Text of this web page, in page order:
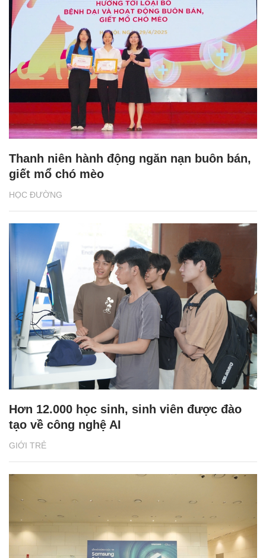
HỌC ĐƯỜNG
Thanh niên hành động ngăn nạn buôn bán,
giết mổ chó mèo
GIỚI TRẺ
Hơn 12.000 học sinh, sinh viên được đào
tạo về công nghệ AI